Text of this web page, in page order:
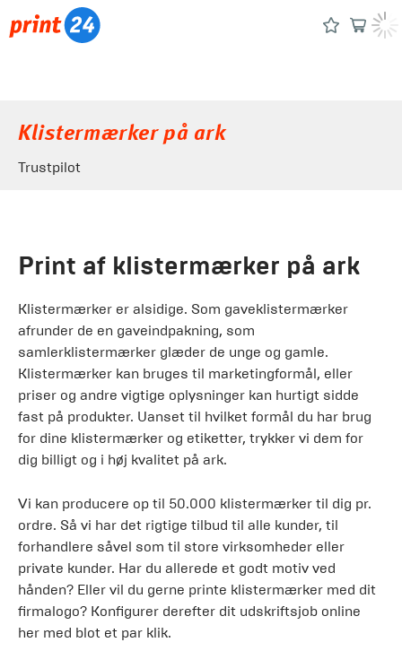
Klistermærker på ark
Trustpilot
Print af klistermærker på ark
Klistermærker er alsidige. Som gaveklistermærker
afrunder de en gaveindpakning, som
samlerklistermærker glæder de unge og gamle.
Klistermærker kan bruges til marketingformål, eller
priser og andre vigtige oplysninger kan hurtigt sidde
fast på produkter. Uanset til hvilket formål du har brug
for dine klistermærker og etiketter, trykker vi dem for
dig billigt og i høj kvalitet på ark.
Vi kan producere op til 50.000 klistermærker til dig pr.
ordre. Så vi har det rigtige tilbud til alle kunder, til
forhandlere såvel som til store virksomheder eller
private kunder. Har du allerede et godt motiv ved
hånden? Eller vil du gerne printe klistermærker med dit
firmalogo? Konfigurer derefter dit udskriftsjob online
her med blot et par klik.